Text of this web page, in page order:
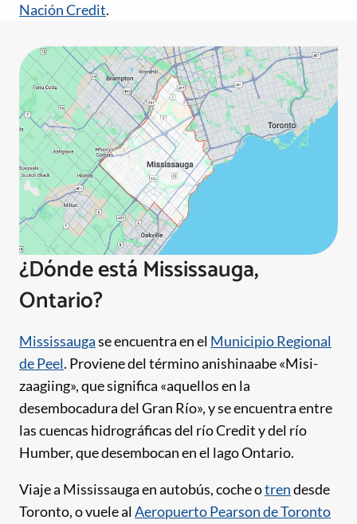
Nación Credit.
¿Dónde está Mississauga,
Ontario?
Mississaugase encuentra en el Municipio Regional
de Peel. Proviene del término anishinaabe «Misi-
zaagiing», que significa «aquellos en la
desembocadura del Gran Río», y se encuentra entre
las cuencas hidrográficas del río Credit y del río
Humber, que desembocan en el lago Ontario.
Viaje a Mississauga en autobús, coche otrendesde
Toronto, o vuele alAeropuerto Pearson de Toronto